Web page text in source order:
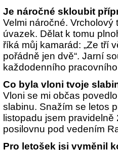
Je náročné skloubit
Velmi náročné.
úvazek. Dělat k tomu
říká můj kamarád: „Ze tří
pořádně jen dvě“. Jarní
každodenního
Co byla vloni tvoje
Vloni se mi občas
slabinu. Snažím se letos
listopadu jsem
posilovnu pod vedením
Pro letošek jsi vyměnil